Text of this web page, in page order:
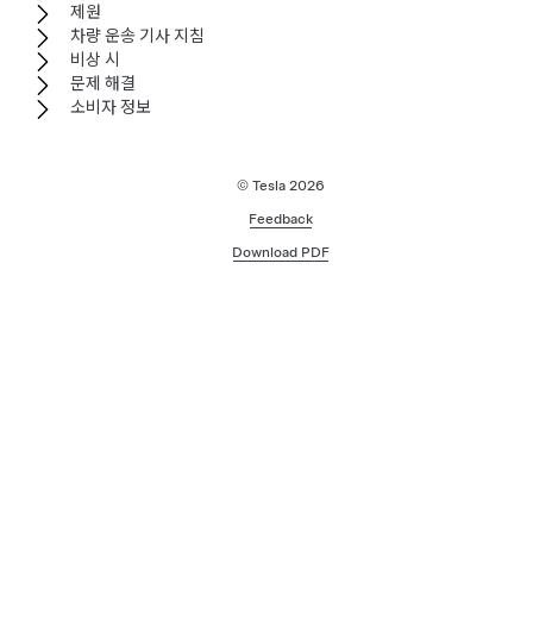
제원
차량 운송 기사 지침
비상 시
문제 해결
소비자 정보
© Tesla 2026
Feedback
Download PDF